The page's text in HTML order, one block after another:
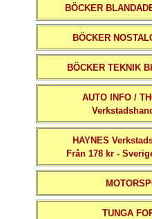
BÖCKER
BÖCKER
BÖCKER TEKNIK
AUTO INFO /
HAYNES
Från 178 kr -
TUNGA